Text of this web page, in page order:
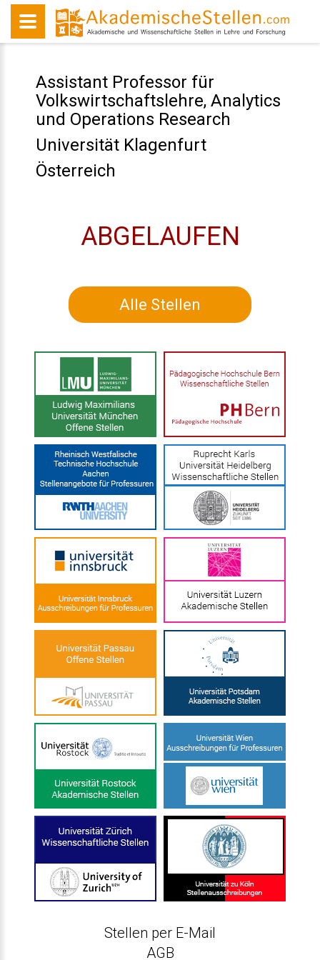
Assistant Professor für
Volkswirtschaftslehre, Analytics
und Operations Research
Universität Klagenfurt
Österreich
ABGELAUFEN
Alle Stellen
Stellen per E-Mail
AGB